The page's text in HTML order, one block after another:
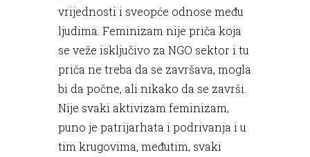
vrijednosti i sveopće odnose među
ljudima. Feminizam nije priča koja
se veže isključivo za NGO sektor i tu
priča ne treba da se završava, mogla
bi da počne, ali nikako da se završi.
Nije svaki aktivizam feminizam,
puno je patrijarhata i podrivanja i u
tim krugovima, međutim, svaki